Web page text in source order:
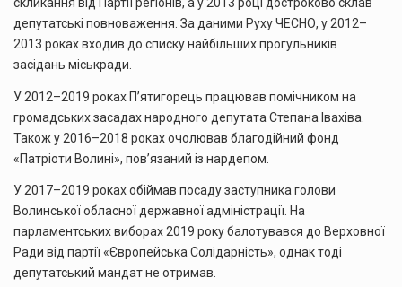
депутатські повноваження. За даними Руху ЧЕСНО, у 2012–
2013 роках входив до списку найбільших прогульників
засідань міськради.
У 2012–2019 роках П’ятигорець працював помічником на
громадських засадах народного депутата Степана Івахіва.
Також у 2016–2018 роках очолював благодійний фонд
«Патріоти Волині», пов’язаний із нардепом.
У 2017–2019 роках обіймав посаду заступника голови
Волинської обласної державної адміністрації. На
парламентських виборах 2019 року балотувався до Верховної
Ради від партії «Європейська Солідарність», однак тоді
депутатський мандат не отримав.